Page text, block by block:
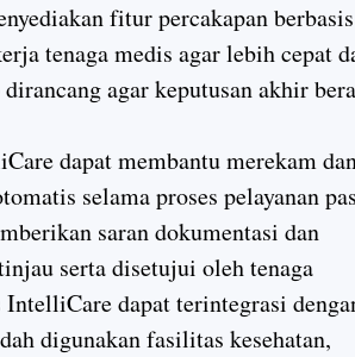
fitur percakapan
tenaga medis agar lebih cepat
agar keputusan akhir
dapat membantu merekam
selama proses pelayanan
saran dokumentasi dan
serta disetujui oleh tenaga
dapat terintegrasi
digunakan fasilitas kesehatan,